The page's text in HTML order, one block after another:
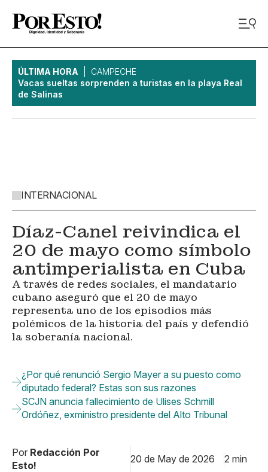
ÚLTIMA HORA
CAMPECHE
Vacas sueltas sorprenden a turistas en la playa Real
de Salinas
INTERNACIONAL
Díaz-Canel reivindica el
20 de mayo como símbolo
antimperialista en Cuba
A través de redes sociales, el mandatario
cubano aseguró que el 20 de mayo
representa uno de los episodios más
polémicos de la historia del país y defendió
la soberanía nacional.
¿Por qué renunció Sergio Mayer a su puesto como
diputado federal? Estas son sus razones
SCJN anuncia fallecimiento de Ulises Schmill
Ordóñez, exministro presidente del Alto Tribunal
Por Redacción Por
Esto!
20 de May de 2026 2 min